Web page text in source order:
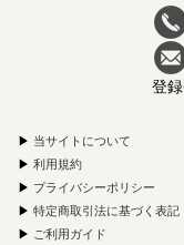
登
▶ 当サイトについて
▶ 利用規約
▶ プライバシーポリシー
▶ 特定商取引法に基づく表記
▶ ご利用ガイド